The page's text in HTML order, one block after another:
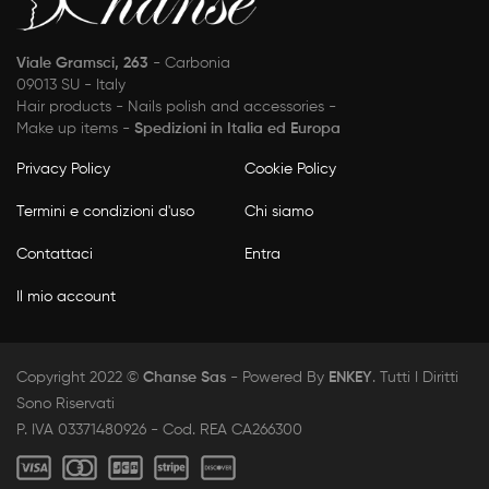
Viale Gramsci, 263 - Carbonia
09013 SU - Italy
Hair products - Nails polish and accessories -
Make up items - Spedizioni in Italia ed Europa
Privacy Policy Cookie Policy
Termini e condizioni d'uso Chi siamo
Contattaci Entra
Il mio account
Copyright 2022 © Chanse Sas - Powered By ENKEY. Tutti I Diritti
Sono Riservati
P. IVA 03371480926 - Cod. REA CA266300